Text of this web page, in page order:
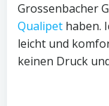
Grossenbacher
Qualipet haben.
leicht und
keinen Druck